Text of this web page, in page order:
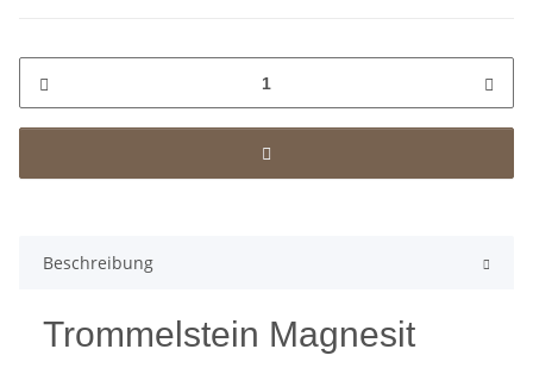
Beschreibung
Trommelstein Magnesit